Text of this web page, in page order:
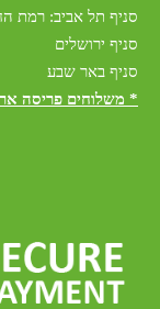
סניף תל אביב: רמת
סניף ירושלים
סניף באר שבע
* משלוחים פריסה